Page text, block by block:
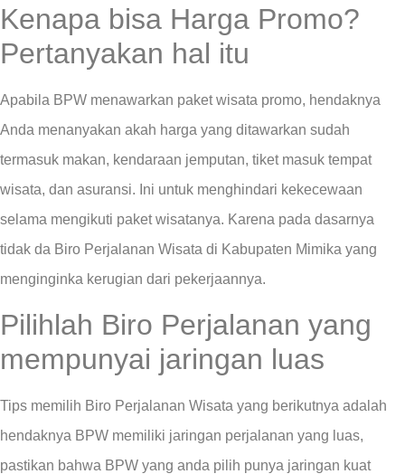
Kenapa bisa Harga Promo?
Pertanyakan hal itu
Apabila BPW menawarkan paket wisata promo, hendaknya
Anda menanyakan akah harga yang ditawarkan sudah
termasuk makan, kendaraan jemputan, tiket masuk tempat
wisata, dan asuransi. Ini untuk menghindari kekecewaan
selama mengikuti paket wisatanya. Karena pada dasarnya
tidak da Biro Perjalanan Wisata di Kabupaten Mimika yang
menginginka kerugian dari pekerjaannya.
Pilihlah Biro Perjalanan yang
mempunyai jaringan luas
Tips memilih Biro Perjalanan Wisata yang berikutnya adalah
hendaknya BPW memiliki jaringan perjalanan yang luas,
pastikan bahwa BPW yang anda pilih punya jaringan kuat